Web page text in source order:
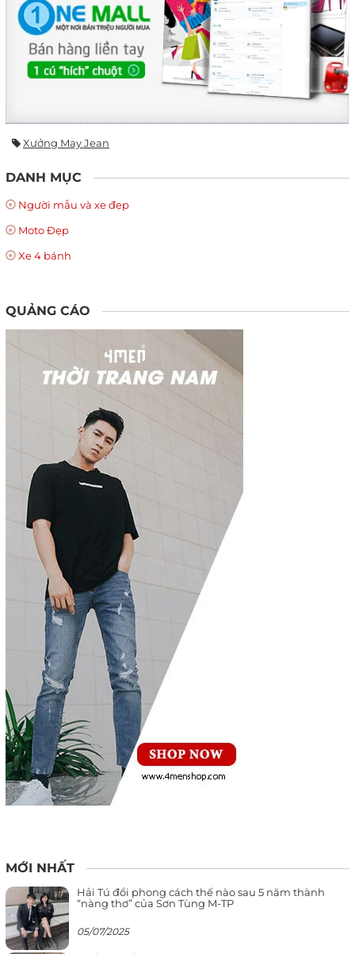
Xưởng May Jean
DANH MỤC
Người mẫu và xe đẹp
Moto Đẹp
Xe 4 bánh
QUẢNG CÁO
MỚI NHẤT
Hải Tú đổi phong cách thế nào sau 5 năm thành
“nàng thơ” của Sơn Tùng M-TP
05/07/2025